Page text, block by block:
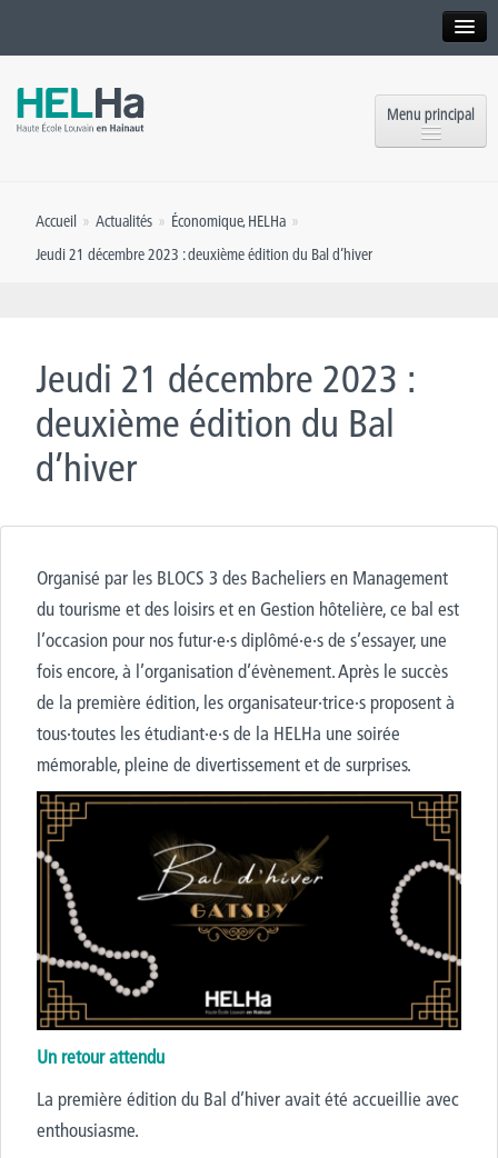
Formation continue et Recherche
Presse
Menu principal
Implantations
Rencontrez-nous
Accueil » Actualités » Économique,HELHa »
Jeudi 21 décembre 2023 : deuxième édition du Bal d’hiver
Jeudi 21 décembre 2023 :
deuxième édition du Bal
d’hiver
Organisé par les BLOCS 3 des Bacheliers en Management
du tourisme et des loisirs et en Gestion hôtelière, ce bal est
l’occasion pour nos futur·e·s diplômé·e·s de s’essayer, une
fois encore, à l’organisation d’évènement. Après le succès
de la première édition, les organisateur·trice·s proposent à
tous·toutes les étudiant·e·s de la HELHa une soirée
mémorable, pleine de divertissement et de surprises.
Un retour attendu
La première édition du Bal d’hiver avait été accueillie avec
enthousiasme.